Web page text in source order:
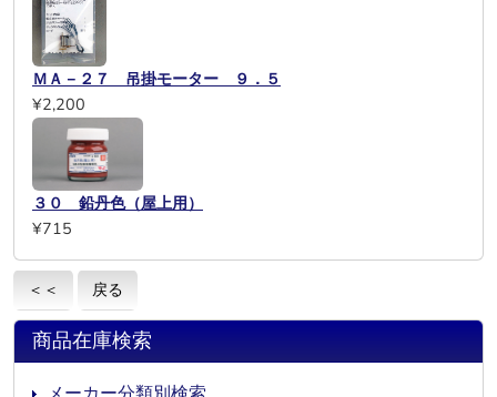
ＭＡ－２７ 吊掛モーター ９．５
¥2,200
３０ 鉛丹色（屋上用）
¥715
＜＜ 戻る
商品在庫検索